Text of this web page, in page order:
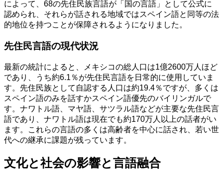
によって、68の先住民族言語が「国の言語」として公式に
認められ、それらが話される地域ではスペイン語と同等の法
的地位を持つことが保障されるようになりました。
先住民言語の現代状況
最新の統計によると、メキシコの総人口は1億2600万人ほど
であり、うち約6.1％が先住民言語を日常的に使用していま
す。先住民族として自認する人口は約19.4％ですが、多くは
スペイン語のみを話すかスペイン語優先のバイリンガルで
す。ナワトル語、マヤ語、サツラル語などが主要な先住民言
語であり、ナワトル語は現在でも約170万人以上の話者がい
ます。これらの言語の多くは高齢者を中心に話され、若い世
代への継承に課題が残っています。
文化と社会の影響と言語融合